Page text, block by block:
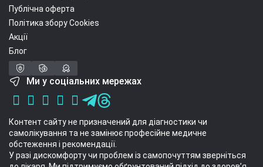
Публічна оферта
Політика збору Cookies
Акції
Блог
Ми у соціальних мережах
Контент сайту не призначений для діагностики чи
самолікування та не замінює професійне медичне
обстеження і рекомендації.
У разі дискомфорту чи проблем із самопочуттям зверніться